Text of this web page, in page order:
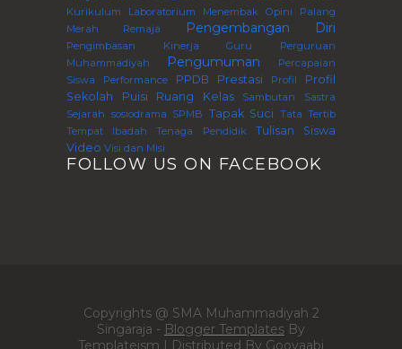
Kurikulum Laboratorium Menembak Opini
Palang
Merah Remaja
Pengembangan Diri
Pengimbasan Kinerja Guru Perguruan
Muhammadiyah
Pengumuman
Percapaian
Siswa
Performance PPDB Prestasi Profil
Profil
Sekolah
Puisi Ruang Kelas Sambutan
Sastra
Sejarah sosiodrama SPMB Tapak Suci Tata Tertib
Tempat Ibadah
Tenaga Pendidik
Tulisan Siswa
Video Visi dan Misi
FOLLOW US ON FACEBOOK
Copyrights @ SMA Muhammadiyah 2
Singaraja - Blogger Templates By
Templateism | Distributed By Gooyaabi